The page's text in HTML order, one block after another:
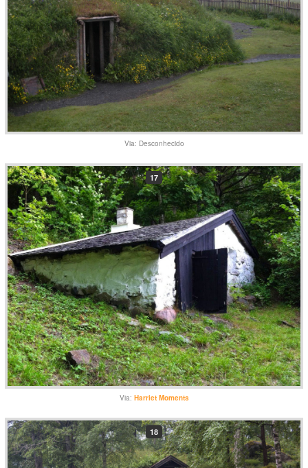
Via: Desconhecido
17
Via: Harriet Moments
18